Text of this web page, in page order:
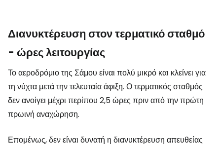
Διανυκτέρευση στον τερματικό σταθμό
- ώρες λειτουργίας
Το αεροδρόμιο της Σάμου είναι πολύ μικρό και κλείνει για
τη νύχτα μετά την τελευταία άφιξη. Ο τερματικός σταθμός
δεν ανοίγει μέχρι περίπου 2,5 ώρες πριν από την πρώτη
πρωινή αναχώρηση.
Επομένως, δεν είναι δυνατή η διανυκτέρευση απευθείας